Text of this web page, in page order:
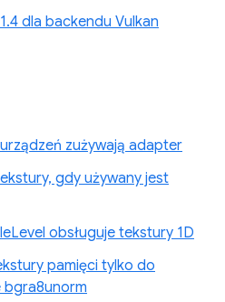
dla backendu Vulkan
zużywają adapter
gdy używany jest
obsługuje tekstury 1D
pamięci tylko do